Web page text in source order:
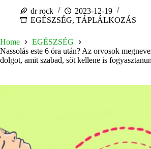
dr rock
2023-12-19
EGÉSZSÉG, TÁPLÁLKOZÁS
Home
EGÉSZSÉG
Nassolás este 6 óra után? Az orvosok
dolgot, amit szabad, sőt kellene is